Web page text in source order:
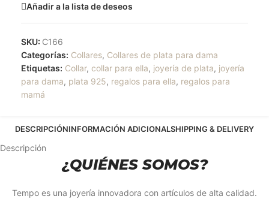
Añadir a la lista de deseos
SKU: C166
Categorías: Collares, Collares de plata para dama
Etiquetas: Collar, collar para ella, joyería de plata, joyería
para dama, plata 925, regalos para ella, regalos para
mamá
DESCRIPCIÓNINFORMACIÓN ADICIONALSHIPPING & DELIVERY
Descripción
¿QUIÉNES SOMOS?
Tempo es una joyería innovadora con artículos de alta calidad.